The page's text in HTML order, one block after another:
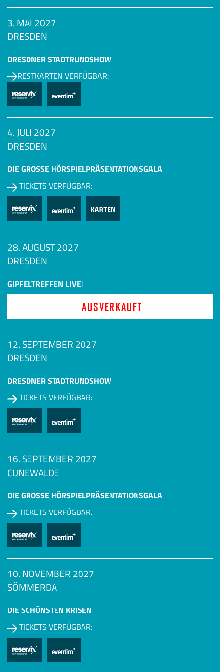
3. MAI 2027
DRESDEN
DRESDNER STADTRUNDSHOW
RESTKARTEN VERFÜGBAR:
4. JULI 2027
DRESDEN
DIE GROSSE HÖRSPIEL­PRÄSENTATIONSGALA
TICKETS VERFÜGBAR:
28. AUGUST 2027
DRESDEN
GIPFELTREFFEN LIVE!
AUSVERKAUFT
12. SEPTEMBER 2027
DRESDEN
DRESDNER STADTRUNDSHOW
TICKETS VERFÜGBAR:
16. SEPTEMBER 2027
CUNEWALDE
DIE GROSSE HÖRSPIEL­PRÄSENTATIONSGALA
TICKETS VERFÜGBAR:
10. NOVEMBER 2027
SÖMMERDA
DIE SCHÖNSTEN KRISEN
TICKETS VERFÜGBAR: